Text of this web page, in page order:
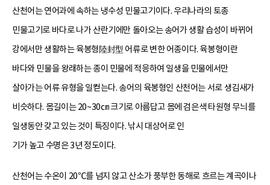
산천어는 연어과에 속하는 냉수성 민물고기이다. 우리나라의 토종
민물고기로 바다로 나가 산란기에만 돌아오는 송어가 생활 습성이 바뀌어
강에서만 생활하는 육봉형陸封型 어류로 변한 어종이다. 육봉형이란
바다와 민물을 왕래하는 종이 민물에 적응하여 일생을 민물에서만
살아가는 어류 유형을 일컫는다. 송어의 육봉형인 산천어는 서로 생김새가
비슷하다. 몸길이는 20~30㎝ 크기로 아름답고 몸에 검은색 타원형 무늬를
일생동안 갖고 있는 것이 특징이다. 낚시 대상어로 인
기가 높고 수명은 3년 정도이다.
산천어는 수온이 20℃를 넘지 않고 산소가 풍부한 동해로 흐르는 계곡이나